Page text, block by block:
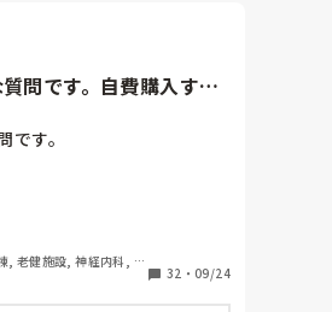
問です。自費購入する
す。
ズ(職場で使用してる靴)っ
のスニーカー」。
円は絶対に超えたくない思
, 老健施設, 神経内科, 一
32 ・ 09/24